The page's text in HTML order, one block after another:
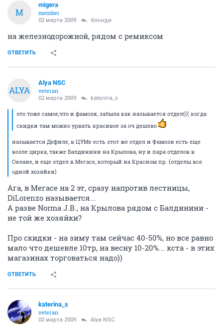
M
migera
member
02 марта 2009 блонди
на железнодорожной, рядом с ремиксом
ОТВЕТИТЬ
ALYA
Alya NSC
veteran
02 марта 2009 katerina_s
это тоже самое,что и фамози, забыла как называется отдел((( когда
скидки там можно урвать красивое за оч дешево
называется Дефиле, в ЦУМе есть этот же отдел и Фамози есть еще
возле цирка, также Балдинини на Крылова, ну и пара отделов в
Океане, и еще отдел в Мегасе, который на Красном пр. (отделы все
одной хозяйки)
Ага, в Мегасе на 2 эт, сразу напротив лестницы,
DiLorenzo называется...
А разве Norma J.B., на Крылова рядом с Балдинини -
не той же хозяйки?
Про скидки - на зиму там сейчас 40-50%, но все равно
мало что дешевле 10тр, на весну 10-20%... кста - в этих
магазинах торговаться надо))
ОТВЕТИТЬ
katerina_s
veteran
02 марта 2009 Alya NSC